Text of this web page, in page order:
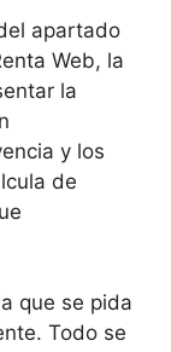
apartado
Web, la
la
y los
de
que se pida
Todo se